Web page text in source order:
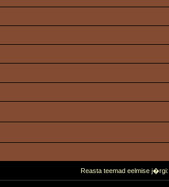
Reasta teemad eelmise j�rgi: